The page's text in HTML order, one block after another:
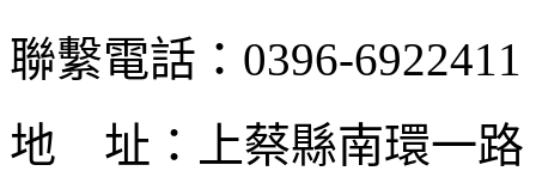
聯繫電話：0396-6922411
地 址：上蔡縣南環一路